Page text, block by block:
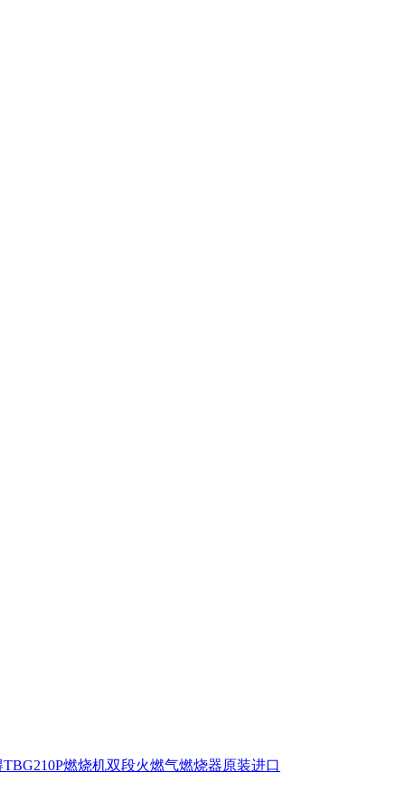
TBG210P燃烧机双段火燃气燃烧器原装进口